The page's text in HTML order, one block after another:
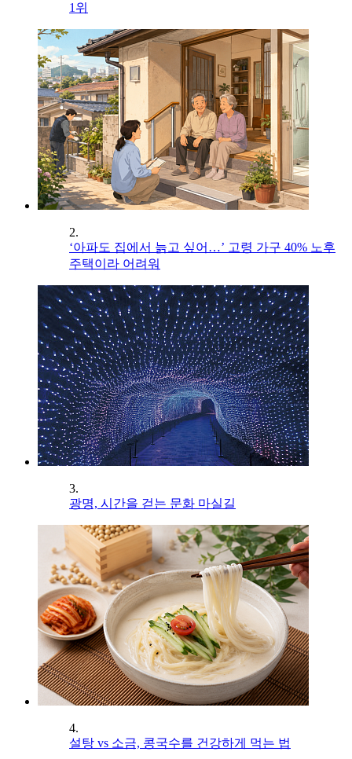
1위
2.
‘아파도 집에서 늙고 싶어…’ 고령 가구 40% 노후
주택이라 어려워
3.
광명, 시간을 걷는 문화 마실길
4.
설탕 vs 소금, 콩국수를 건강하게 먹는 법